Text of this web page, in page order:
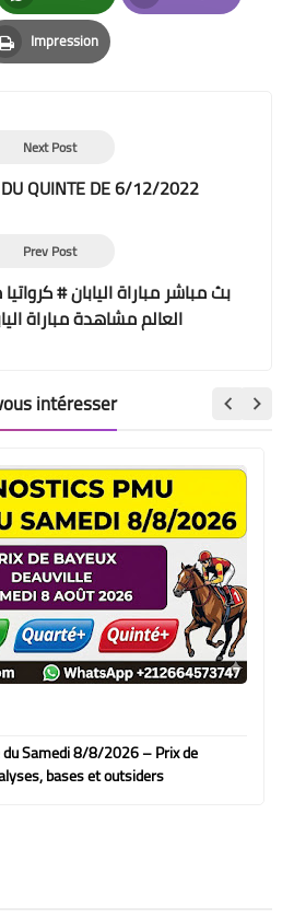
Whatsapp Email
Impression
Print
Next Post
QUINTE DE 6/12/2022
Prev Post
بث مباشر مباراة اليابان #
العالم مشاهدة مباراة
intéresser
Samedi 8/8/2026 – Prix de
bases et outsiders